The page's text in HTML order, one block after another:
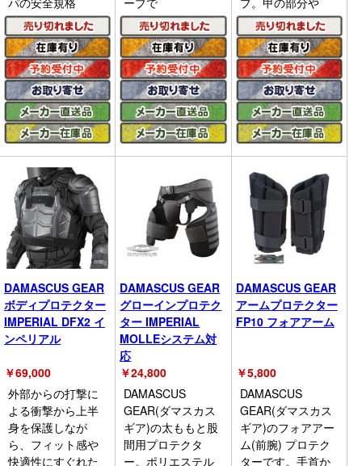
DAMASCUS GEAR
ボディプロテクター
IMPERIAL DFX2 イ
ンペリアル
￥69,000
外部からの打撃に
よる衝撃から上半
身を保護しなが
ら、フィット感や
快適性にすぐれた
DAMASCUS GEAR
グローインプロテク
ター IMPERIAL
MOLLEシステム対
応
￥24,800
DAMASCUS
GEAR(ダマスカス
ギア)の太ももと股
間用プロテクタ
ー。ポリエステル
DAMASCUS GEAR
アームプロテクター
FP10 フォアアーム
￥5,800
DAMASCUS
GEAR(ダマスカス
ギア)のフォアアー
ム(前腕) プロテク
ターです。手首か